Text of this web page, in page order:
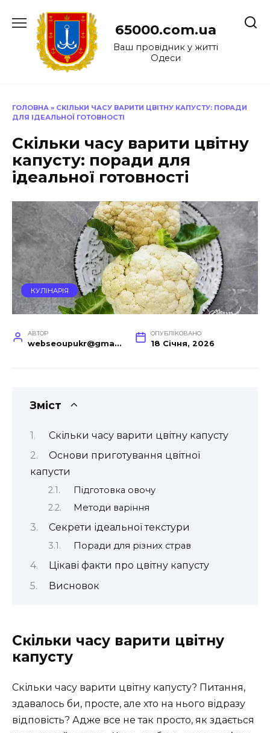
до
65000.com.ua
Ваш провідник у житті
Одеси
ГОЛОВНА » СКІЛЬКИ ЧАСУ ВАРИТИ ЦВІТНУ КАПУСТУ: ПОРАДИ
ДЛЯ ІДЕАЛЬНОЇ ГОТОВНОСТІ
Скільки часу варити цвітну
капусту: поради для
ідеальної готовності
КУЛІНАРІЯ
АВТОР
webseoupukr@gmail.com
ОПУБЛІКОВАНО
18 Січня, 2026
Зміст
Скільки часу варити цвітну капусту
Основи приготування цвітної
капусти
Підготовка овочу
Методи варіння
Секрети ідеальної текстури
Поради для різних страв
Цікаві факти про цвітну капусту
Висновок
Скільки часу варити цвітну
капусту
Скільки часу варити цвітну капусту? Питання,
здавалось би, просте, але хто на нього відразу
відповість? Адже все не так просто, як здається